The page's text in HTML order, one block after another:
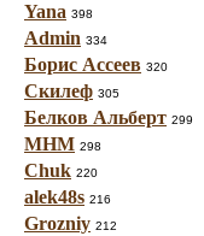
Yana 398
Admin 334
Борис Ассеев 320
Скилеф 305
Белков Альберт 299
МНМ 298
Chuk 220
alek48s 216
Grozniy 212